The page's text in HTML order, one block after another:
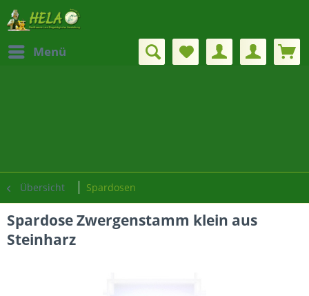
Menü
Übersicht Spardosen
Spardose Zwergenstamm klein aus
Steinharz